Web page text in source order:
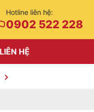
Hotline liên hệ:
0902 522 228
LIÊN HỆ